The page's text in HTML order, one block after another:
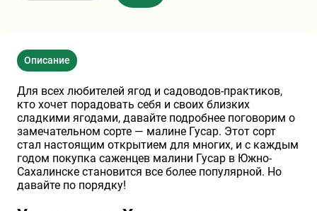
Описание
Для всех любителей ягод и садоводов-практиков,
кто хочет порадовать себя и своих близких
сладкими ягодами, давайте подробнее поговорим о
замечательном сорте — малине Гусар. Этот сорт
стал настоящим открытием для многих, и с каждым
годом покупка саженцев малини Гусар в Южно-
Сахалинске становится все более популярной. Но
давайте по порядку!